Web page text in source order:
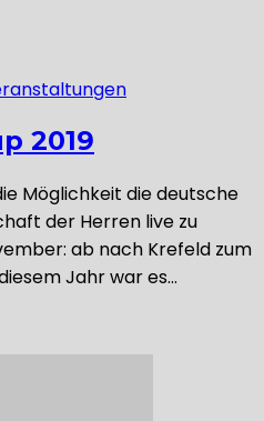
2019
Möglichkeit die deutsche
der Herren live zu
ab nach Krefeld zum
Jahr war es…